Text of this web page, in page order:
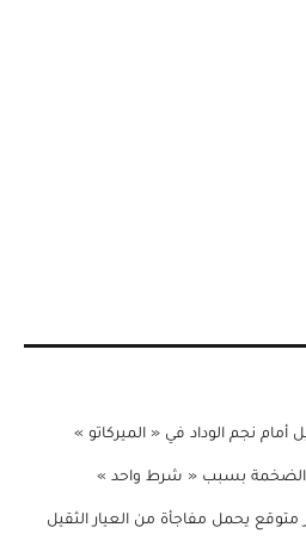
نجم الوداد في « الميركاتو »
الضخمة بسبب « شرط واحد »
متوقع يحمل مفاجأة من العيار الثقيل